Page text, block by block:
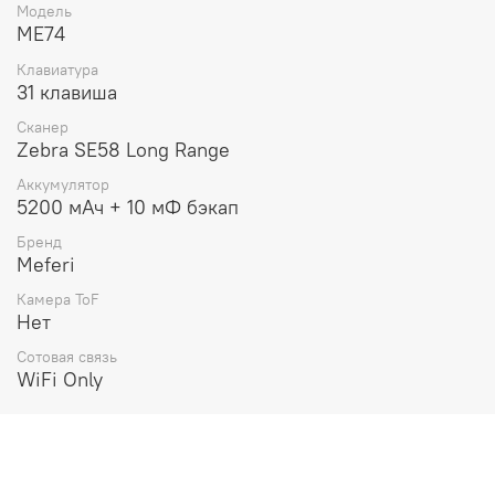
Модель
ME74
Клавиатура
31 клавиша
Сканер
Zebra SE58 Long Range
Аккумулятор
5200 мАч + 10 мФ бэкап
Бренд
Meferi
Камера ToF
Нет
Сотовая связь
WiFi Only